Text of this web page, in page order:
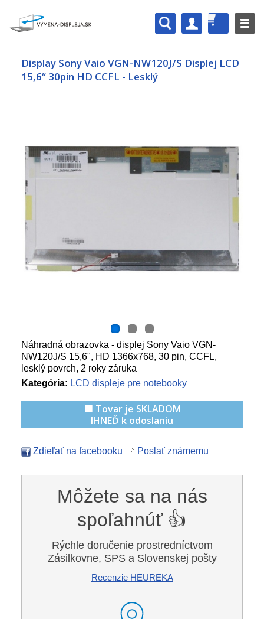
Display Sony Vaio VGN-NW120J/S Displej LCD
15,6“ 30pin HD CCFL - Lesklý
Náhradná obrazovka - displej Sony Vaio VGN-
NW120J/S 15,6", HD 1366x768, 30 pin, CCFL,
lesklý povrch, 2 roky záruka
Kategória: LCD displeje pre notebooky
🟩 Tovar je SKLADOM
IHNEĎ k odoslaniu
Zdieľať na facebooku Poslať známemu
Môžete sa na nás
spoľahnúť 👍
Rýchle doručenie prostredníctvom
Zásilkovne, SPS a Slovenskej pošty
Recenzie HEUREKA